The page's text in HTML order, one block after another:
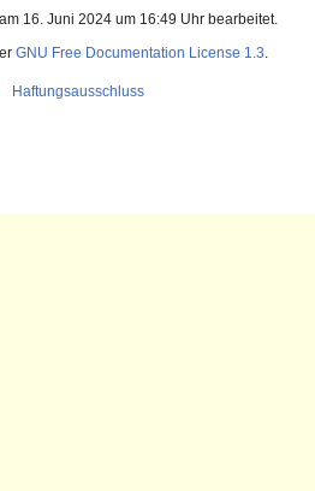
16. Juni 2024 um 16:49 Uhr bearbeitet.
GNU Free Documentation License 1.3.
Haftungsausschluss